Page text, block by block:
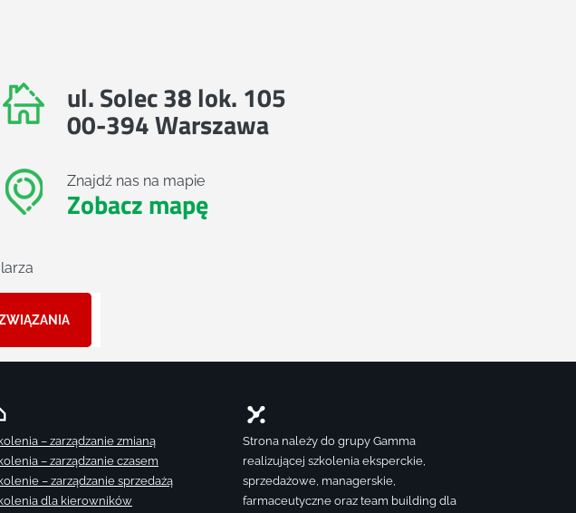
ul. Solec 38 lok. 105
00-394 Warszawa
Znajdź nas na mapie
Zobacz mapę
– zarządzanie zmianą
– zarządzanie czasem
– zarządzanie sprzedażą
dla kierowników
Strona należy do grupy Gamma
realizującej szkolenia eksperckie,
sprzedażowe, managerskie,
farmaceutyczne oraz team building dla